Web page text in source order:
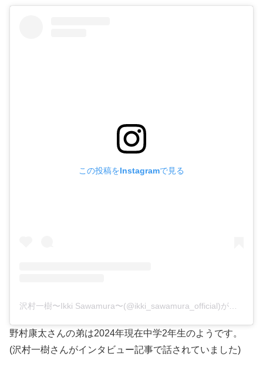
この投稿をInstagramで見る
野村康太さんの弟は2024年現在中学2年生のようです。
(沢村一樹さんがインタビュー記事で話されていました)